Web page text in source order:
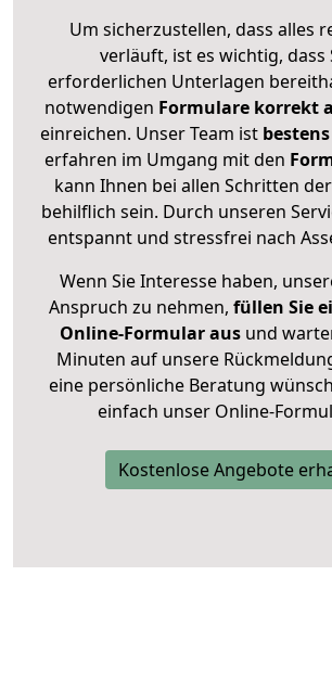
Um sicherzustellen, dass alles
verläuft, ist es wichtig, dass
erforderlichen Unterlagen
notwendigen Formulare korrekt
einreichen. Unser Team ist
erfahren im Umgang mit den
kann Ihnen bei allen Schritten
behilflich sein. Durch unseren
entspannt und stressfrei nach
Wenn Sie Interesse haben,
Anspruch zu nehmen, füllen Sie
Online-Formular ausund
Minuten auf unsere
eine persönliche Beratung
einfach unser Online-
Kostenlose Angebote